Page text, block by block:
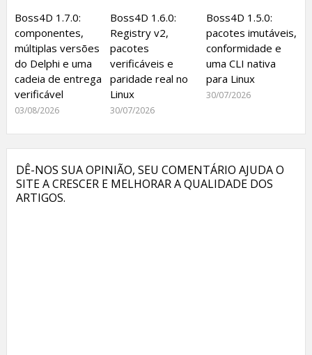
Boss4D 1.7.0:
componentes,
múltiplas versões
do Delphi e uma
cadeia de entrega
verificável
03/08/2026
Boss4D 1.6.0:
Registry v2,
pacotes
verificáveis e
paridade real no
Linux
30/07/2026
Boss4D 1.5.0:
pacotes imutáveis,
conformidade e
uma CLI nativa
para Linux
30/07/2026
DÊ-NOS SUA OPINIÃO, SEU COMENTÁRIO AJUDA O
SITE A CRESCER E MELHORAR A QUALIDADE DOS
ARTIGOS.